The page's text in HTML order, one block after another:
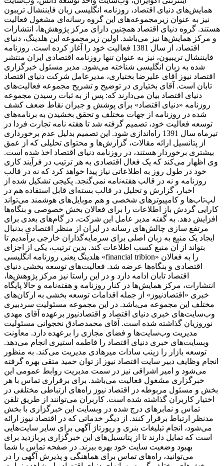
همایش‌های دنیای اقتصاد، روزنامه انگلیسی ‌زبان فایننشال تریبون
نیز به عنوان زیرمجموعه‌های این گروه رسانه‌ای مشغول فعالیت
هستند. گروه دنیای اقتصاد همچنین دارای مرکز پژوهش‌ها، انتشارات
و مرکز همایش‌ها نیز می‌باشد. اولین زیرمجموعه این هلدینگ، دنیای
اقتصاد، از سال 1381 فعالیت خود را آغاز کرده است. روزنامه
فایننشال تریبیون، نیز به عنوان تنها روزنامه اقتصادی ایران منتشر
شده به زبان انگلیسی شناخته می‌شود. مدیر مسئول خبرگزاری
اقتصاد نیوز آقای علیرضا بختیاری، مدیرعامل شرکت دنیای اقتصاد
تابان است. آقای بختیاری در توضیح و تشریح مجموعه فعالیت‌های
دنیای اقتصاد بیان می‌دارند که: پس از به ثبات رسیدن مجموعه
روزنامه «دنیای اقتصاد» برای پوشش و جبران نقاط ضعف کشف
شده در روزنامه از جهات مختلف و تحقق بخشیدن به برنامه‌های
توسعه فعالیت خود، تصمیم گرفته شد تا هفته نامه تجارت فردا در
تیرماه سال 1391 راه‌اندازی شود. این تصمیم بدلیل عدم برخورداری
از پتانسیل ارائه مقالات، گزارش‌ها و محتوای تحلیلی که از عمق
بیشتری برخوردار هستند، در روزنامه دنیای اقتصاد اخذ شده است.
وی اظهار می‌کند که یک فعال اقتصادی به هر ترتیب در فرآیند کاری
خود در طول روز به اطلاعاتی نیاز پیدا خواهد کرد که نه در قالب
روزنامه و نه در قالب هفته‌نامه نمی‌گنجد. پکیجی تشکیل شده از
اخبار، گزارش و تحلیل در قالب بسته‌ای قابل استفاده هم در
لپ‌تاب‌ها و کامپیوترهای شخصی و هم موبایل‌های هوشمند می‌تواند
کارایی گردش باز اطلاعات را برای فعالان بخش خصوصی و بنگاه‌ها
افزایش دهد. به گفته مدیر عامل این شرکت، در گام‌های بعدی برای
مرتفع سازی چالش‌های رسانه در ایران از منظر اقتصادی بدنبال
ایجاد یک منبع به زبان اصلی برای سرمایه‌گذاران خارجی برآمدیم تا
بتواند از آن منبع کسب اطلاعات کند. بدین ترتیب، یکی از اجزای
هلدینگ یعنی روزنامه انگلیسی «financial tribion» را به فعالان
اقتصادی و بنگاه‌ها عرضه شد. فعالیت‌های توسعه بخشی دنیای
اقتصاد تابان ادامه دارد و در این راستا نیز مرکز پژوهش‌ها،
انتشارات، مرکز همایش‌ها در کنار روزنامه و هفته‌نامه و حالا پایگاه
خبری «اقتصادنیوز» از جمله اقدامات توسعه بخشی به ارکان‌های
مختلف این مجموعه می‌باشد. در این مجموعه مسئولیت سردبیری
وب‌سایت‌های خبری دنیای اقتصاد و اقتصادنیوز برعهده آقای مهدی
نوروزیان گذاشته شده است. آقای محمدصادق نخجوانی مسئولیت
مدیریت وب‌سایت‌ها و فضای مجازی را برعهده دارد. معاونت
وبسایت‌های خبری دنیای اقتصاد را فاطمه استیری انجام می‌دهد.
توسعه بازار را زینب سادات میرهادی مدیریت می‌کند. به منظور
انجام وظایف دبیر سایت اقتصاد نیوز از توان حمید متقی بهره گرفته
می‌شود و امیر اشراقی نیز در سمت مدیریت روابط عمومی این
خبرگزاری مشغول فعالیت می‌باشد. برای برقراری تماس با هر
بخش و مسئول مربوطه در اقتصاد نیوز راه‌های ارتباطی مختلفی در
اختیار کاربران گذاشته شده است. کاربران می‌توانند از طریق تلفن
تماس و نمابرهای درج شده در وبسایت این خبرگزاری با بخش
مدنظر ارتباط برقرار کنند. از دیگر خدماتی که در اقتصاد نیوز ارائه
می‌شود، انجام تبلیغات بنری و رپورتاژ آگهی برای سایر سایت‌هایی
است که تمایل دارند تا از پتانسیل‌های این خبرگزاری پربازدید برای
بهبود وضعیت سایت خود بهره ببرند. در صفحه تماس با شما
می‌توانید، راه‌های تماس برای هماهنگی و پذیرش آگهی را در